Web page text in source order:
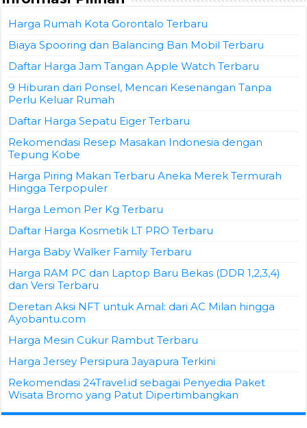
Harga Rumah Kota Gorontalo Terbaru
Biaya Spooring dan Balancing Ban Mobil Terbaru
Daftar Harga Jam Tangan Apple Watch Terbaru
9 Hiburan dari Ponsel, Mencari Kesenangan Tanpa
Perlu Keluar Rumah
Daftar Harga Sepatu Eiger Terbaru
Rekomendasi Resep Masakan Indonesia dengan
Tepung Kobe
Harga Piring Makan Terbaru Aneka Merek Termurah
Hingga Terpopuler
Harga Lemon Per Kg Terbaru
Daftar Harga Kosmetik LT PRO Terbaru
Harga Baby Walker Family Terbaru
Harga RAM PC dan Laptop Baru Bekas (DDR 1,2,3,4)
dan Versi Terbaru
Deretan Aksi NFT untuk Amal: dari AC Milan hingga
Ayobantu.com
Harga Mesin Cukur Rambut Terbaru
Harga Jersey Persipura Jayapura Terkini
Rekomendasi 24Travel.id sebagai Penyedia Paket
Wisata Bromo yang Patut Dipertimbangkan